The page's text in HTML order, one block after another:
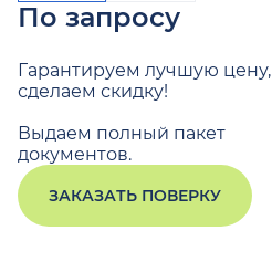
По запросу
Гарантируем лучшую цену,
сделаем скидку!
Выдаем полный пакет
документов.
ЗАКАЗАТЬ ПОВЕРКУ